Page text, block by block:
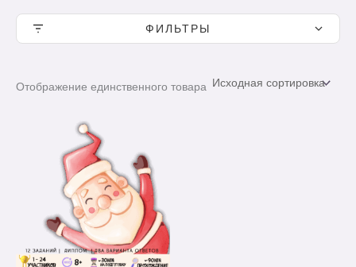
ФИЛЬТРЫ
Отображение единственного товара
цен:
10.00€
–
14.60€